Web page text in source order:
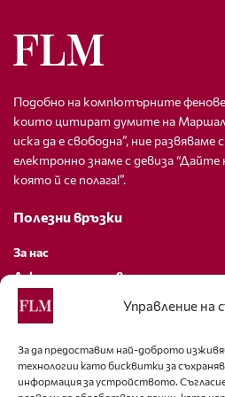
Управление на
За да предоставим най-доброто
технологии като бисквитки за
информация за устройството.
Подобно на компютърните
които цитират думите на
иска да е свободна”, ние
електронно знаме с девиза
която й се полага!”.
Полезни връзки
За нас
Декларация за поверителност
Политика за бисквитки
За контакти
editor@fashion-lifestyle.net